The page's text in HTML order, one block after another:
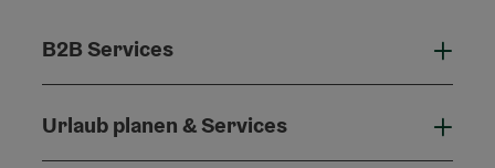
B2B Services
Urlaub planen & Services